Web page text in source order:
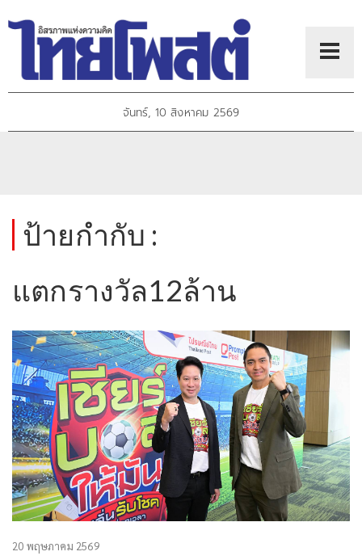
จันทร์, 10 สิงหาคม 2569
ป้ายกำกับ :
แตกรางวัล12ล้าน
20 พฤษภาคม 2569